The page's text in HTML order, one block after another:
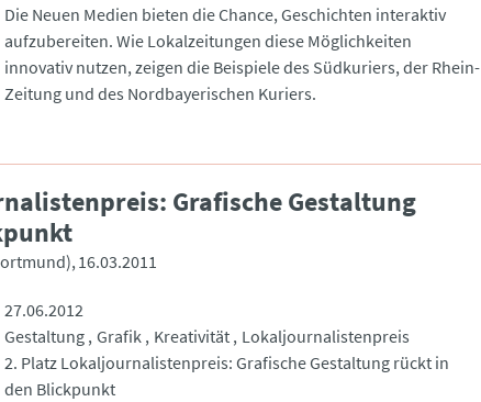
Die Neuen Medien bieten die Chance, Geschichten interaktiv
aufzubereiten. Wie Lokalzeitungen diese Möglichkeiten
innovativ nutzen, zeigen die Beispiele des Südkuriers, der Rhein-
Zeitung und des Nordbayerischen Kuriers.
Grafische Gestaltung
16.03.2011
27.06.2012
Gestaltung Grafik Kreativität
Lokaljournalistenpreis
2. Platz Lokaljournalistenpreis: Grafische Gestaltung rückt in
den Blickpunkt